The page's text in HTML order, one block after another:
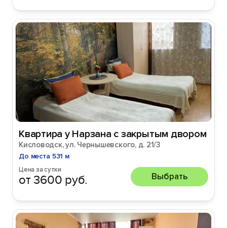
Квартира у Нарзана с закрытым двором
Кисловодск, ул. Чернышевского, д. 21/3
До места 531 м
Цена за сутки
от 3600 руб. Выбрать